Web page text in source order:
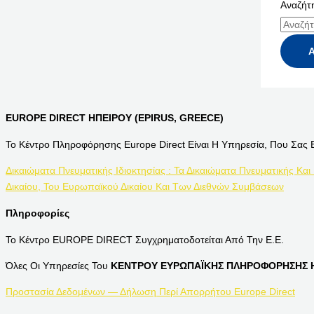
EUROPE DIRECT ΗΠΕΙΡΟΥ (EPIRUS, GREECE)
Το Κέντρο Πληροφόρησης Europe Direct Είναι Η Υπηρεσία, Που Σας
Δικαιώματα Πνευματικής Ιδιοκτησίας : Τα Δικαιώματα Πνευματικής
Δικαίου, Του Ευρωπαϊκού Δικαίου Και Των Διεθνών Συμβάσεων
Πληροφορίες
Το Κέντρο EUROPE DIRECT Συγχρηματοδοτείται Από Την Ε.Ε.
Όλες Οι Υπηρεσίες Του ΚΕΝΤΡΟΥ ΕΥΡΩΠΑΪΚΗΣ ΠΛΗΡΟΦΟΡΗΣΗΣ
Προστασία Δεδομένων — Δήλωση Περί Απορρήτου Europe Direct